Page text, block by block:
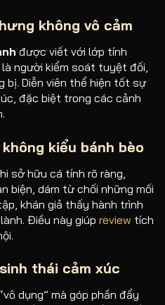
không vô cảm
được viết với lớp tính
người kiểm soát tuyệt đối,
bị. Diễn viên thể hiện tốt sự
đặc biệt trong các cảnh
kiểu bánh bèo
sở hữu cá tính rõ ràng,
biện, dám từ chối những mối
khán giả thấy hành trình
Điều này giúp review tích
thái cảm xúc
dụng” mà góp phần đẩy